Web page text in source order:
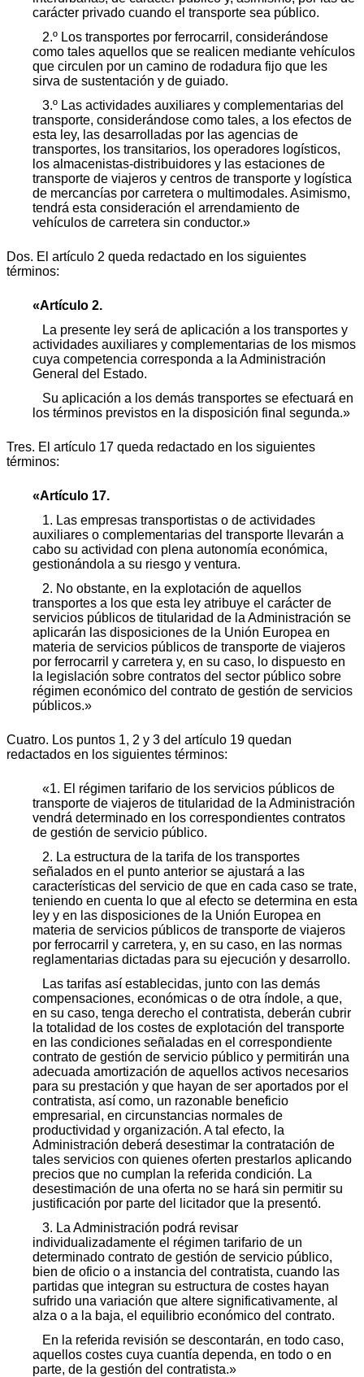
carácter privado cuando el transporte sea público.
2.º Los transportes por ferrocarril, considerándose
como tales aquellos que se realicen mediante vehículos
que circulen por un camino de rodadura fijo que les
sirva de sustentación y de guiado.
3.º Las actividades auxiliares y complementarias del
transporte, considerándose como tales, a los efectos de
esta ley, las desarrolladas por las agencias de
transportes, los transitarios, los operadores logísticos,
los almacenistas-distribuidores y las estaciones de
transporte de viajeros y centros de transporte y logística
de mercancías por carretera o multimodales. Asimismo,
tendrá esta consideración el arrendamiento de
vehículos de carretera sin conductor.»
Dos. El artículo 2 queda redactado en los siguientes
términos:
«Artículo 2.
La presente ley será de aplicación a los transportes y
actividades auxiliares y complementarias de los mismos
cuya competencia corresponda a la Administración
General del Estado.
Su aplicación a los demás transportes se efectuará en
los términos previstos en la disposición final segunda.»
Tres. El artículo 17 queda redactado en los siguientes
términos:
«Artículo 17.
1. Las empresas transportistas o de actividades
auxiliares o complementarias del transporte llevarán a
cabo su actividad con plena autonomía económica,
gestionándola a su riesgo y ventura.
2. No obstante, en la explotación de aquellos
transportes a los que esta ley atribuye el carácter de
servicios públicos de titularidad de la Administración se
aplicarán las disposiciones de la Unión Europea en
materia de servicios públicos de transporte de viajeros
por ferrocarril y carretera y, en su caso, lo dispuesto en
la legislación sobre contratos del sector público sobre
régimen económico del contrato de gestión de servicios
públicos.»
Cuatro. Los puntos 1, 2 y 3 del artículo 19 quedan
redactados en los siguientes términos:
«1. El régimen tarifario de los servicios públicos de
transporte de viajeros de titularidad de la Administración
vendrá determinado en los correspondientes contratos
de gestión de servicio público.
2. La estructura de la tarifa de los transportes
señalados en el punto anterior se ajustará a las
características del servicio de que en cada caso se trate,
teniendo en cuenta lo que al efecto se determina en esta
ley y en las disposiciones de la Unión Europea en
materia de servicios públicos de transporte de viajeros
por ferrocarril y carretera, y, en su caso, en las normas
reglamentarias dictadas para su ejecución y desarrollo.
Las tarifas así establecidas, junto con las demás
compensaciones, económicas o de otra índole, a que,
en su caso, tenga derecho el contratista, deberán cubrir
la totalidad de los costes de explotación del transporte
en las condiciones señaladas en el correspondiente
contrato de gestión de servicio público y permitirán una
adecuada amortización de aquellos activos necesarios
para su prestación y que hayan de ser aportados por el
contratista, así como, un razonable beneficio
empresarial, en circunstancias normales de
productividad y organización. A tal efecto, la
Administración deberá desestimar la contratación de
tales servicios con quienes oferten prestarlos aplicando
precios que no cumplan la referida condición. La
desestimación de una oferta no se hará sin permitir su
justificación por parte del licitador que la presentó.
3. La Administración podrá revisar
individualizadamente el régimen tarifario de un
determinado contrato de gestión de servicio público,
bien de oficio o a instancia del contratista, cuando las
partidas que integran su estructura de costes hayan
sufrido una variación que altere significativamente, al
alza o a la baja, el equilibrio económico del contrato.
En la referida revisión se descontarán, en todo caso,
aquellos costes cuya cuantía dependa, en todo o en
parte, de la gestión del contratista.»